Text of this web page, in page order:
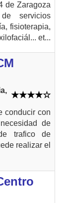
de Zaragoza
servicios
fisioterapia,
et...
conducir con
de
trafico de
realizar el